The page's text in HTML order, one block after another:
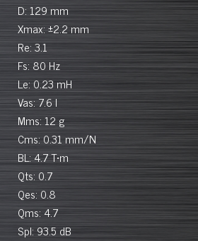
D: 129 mm
Xmax: ±2.2 mm
Re: 3.1
Fs: 80 Hz
Le: 0.23 mH
Vas: 7.6 l
Mms: 12 g
Cms: 0.31 mm/N
BL: 4.7 T•m
Qts: 0.7
Qes: 0.8
Qms: 4.7
Spl: 93.5 dB